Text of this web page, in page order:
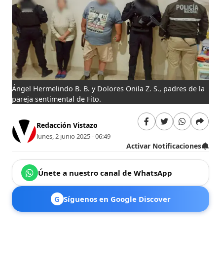
Ángel Hermelindo B. B. y Dolores Onila Z. S., padres de la
pareja sentimental de Fito.
Redacción Vistazo
lunes, 2 junio 2025 - 06:49
Activar Notificaciones
Únete a nuestro canal de WhatsApp
G Síguenos en Google Discover